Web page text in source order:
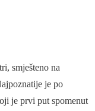
smješteno na
je po
je prvi put spomenut